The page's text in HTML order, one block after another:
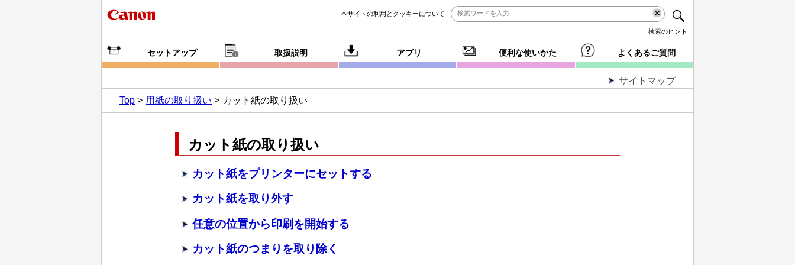
本サイトの利用とクッキーについて
検索のヒント
セットアップ 取扱説明 アプリ 便利な使いかた よくあるご質問
サイトマップ
Top
用紙の取り扱い カット紙の取り扱い
カット紙の取り扱い
カット紙をプリンターにセットする
カット紙を取り外す
任意の位置から印刷を開始する
カット紙のつまりを取り除く